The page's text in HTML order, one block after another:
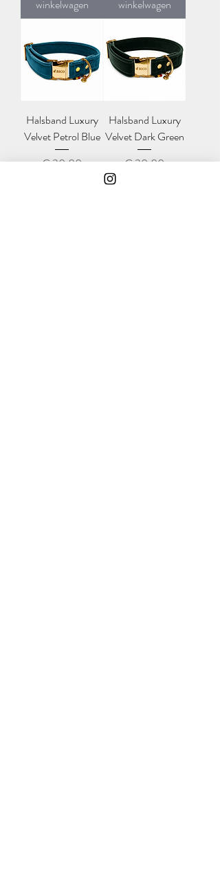
winkelwagen
winkelwagen
Halsband Luxury
Velvet Petrol Blue
Prijs
€ 30,00
Halsband Luxury
Velvet Dark Green
Prijs
€ 30,00